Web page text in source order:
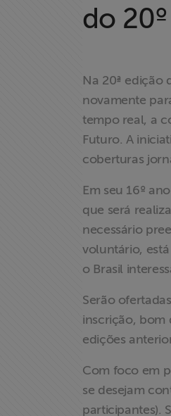
Liberdade de
Proteção Legal
do
Na 20ª edição
novamente
tempo real, a
Futuro. A
coberturas
Em seu 16º
que será
necessário
voluntário,
o Brasil
Serão
inscrição, bom
edições
Com foco em
se desejam
participantes).